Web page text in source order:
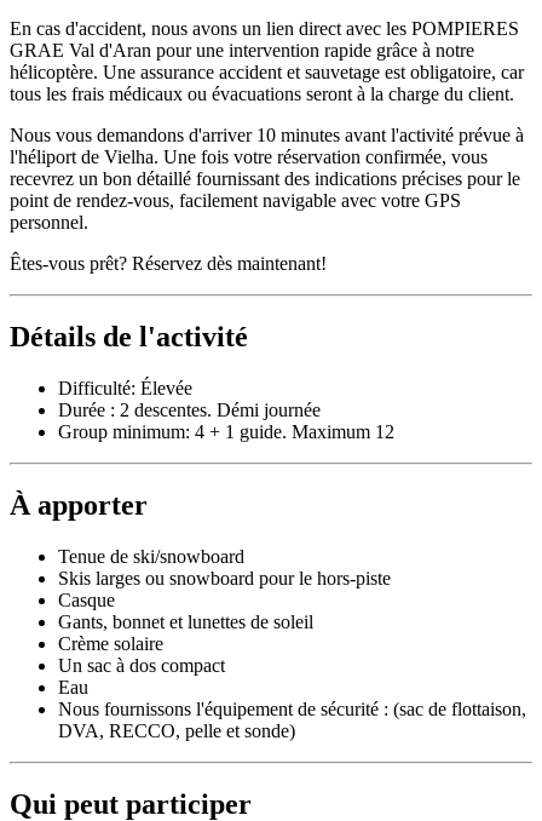
En cas d'accident, nous avons un lien direct avec les POMPIERES
GRAE Val d'Aran pour une intervention rapide grâce à notre
hélicoptère. Une assurance accident et sauvetage est obligatoire, car
tous les frais médicaux ou évacuations seront à la charge du client.
Nous vous demandons d'arriver 10 minutes avant l'activité prévue à
l'héliport de Vielha. Une fois votre réservation confirmée, vous
recevrez un bon détaillé fournissant des indications précises pour le
point de rendez-vous, facilement navigable avec votre GPS
personnel.
Êtes-vous prêt? Réservez dès maintenant!
Détails de l'activité
Difficulté: Élevée
Durée : 2 descentes. Démi journée
Group minimum: 4 + 1 guide. Maximum 12
À apporter
Tenue de ski/snowboard
Skis larges ou snowboard pour le hors-piste
Casque
Gants, bonnet et lunettes de soleil
Crème solaire
Un sac à dos compact
Eau
Nous fournissons l'équipement de sécurité : (sac de flottaison,
DVA, RECCO, pelle et sonde)
Qui peut participer